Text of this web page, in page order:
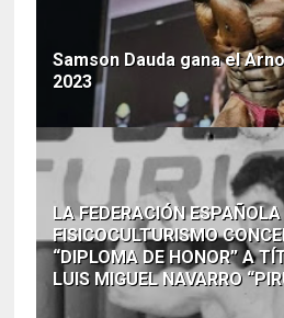
Samson Dauda gana el
2023
LA FEDERACIÓN ESPAÑOLA
FISICOCULTURISMO
“DIPLOMA DE HONOR” A
LUIS MIGUEL NAVARRO